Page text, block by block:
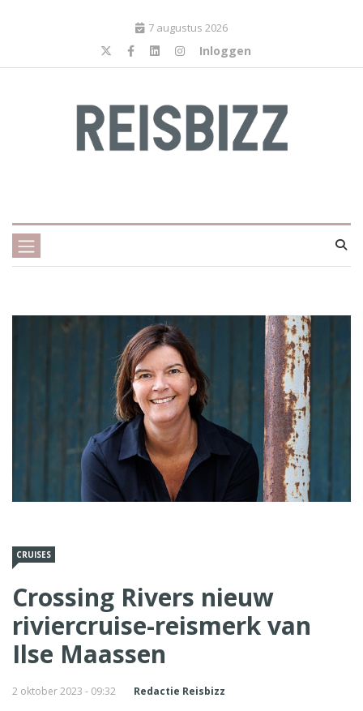
7 augustus 2026
Inloggen
CRUISES
Crossing Rivers nieuw
riviercruise-reismerk van
Ilse Maassen
2 oktober 2023 - 09:32 Redactie Reisbizz